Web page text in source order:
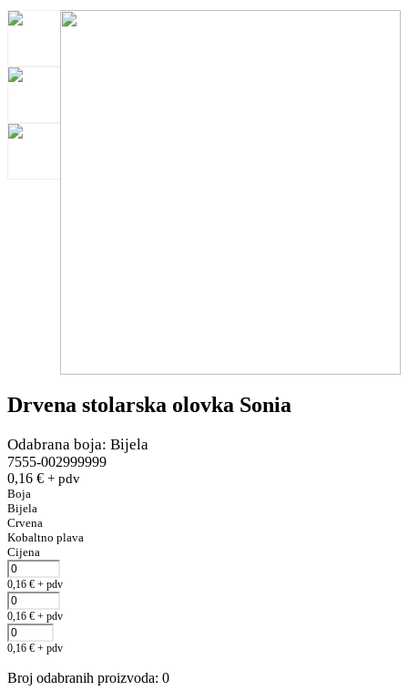
Drvena stolarska olovka Sonia
Odabrana boja: Bijela
7555-002999999
0,16 € + pdv
Boja
Bijela
Crvena
Kobaltno plava
Cijena
0,16 € + pdv
0,16 € + pdv
0,16 € + pdv
Broj odabranih proizvoda: 0